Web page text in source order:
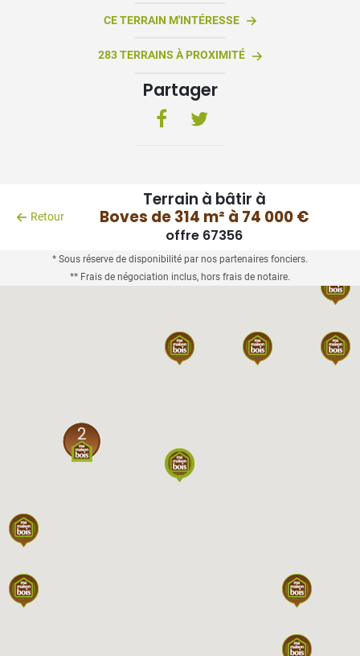
CE TERRAIN M'INTÉRESSE
283 TERRAINS À PROXIMITÉ
Partager
Retour
Terrain à bâtir à
Boves de 314 m² à 74 000 €
offre 67356
* Sous réserve de disponibilité par nos partenaires fonciers.
** Frais de négociation inclus, hors frais de notaire.
2